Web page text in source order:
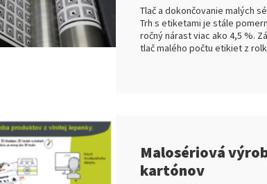
Tlač a dokončovanie malých
Trh s etiketami je stále
ročný nárast viac ako 4,5 %.
tlač malého počtu etikiet z
Malosériová
kartónov